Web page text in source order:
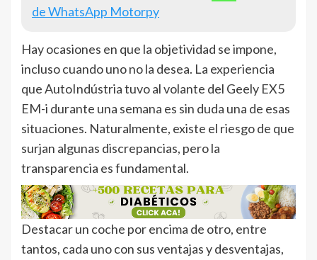
de WhatsApp Motorpy
Hay ocasiones en que la objetividad se impone,
incluso cuando uno no la desea. La experiencia
que AutoIndústria tuvo al volante del Geely EX5
EM-i durante una semana es sin duda una de esas
situaciones. Naturalmente, existe el riesgo de que
surjan algunas discrepancias, pero la
transparencia es fundamental.
Destacar un coche por encima de otro, entre
tantos, cada uno con sus ventajas y desventajas,